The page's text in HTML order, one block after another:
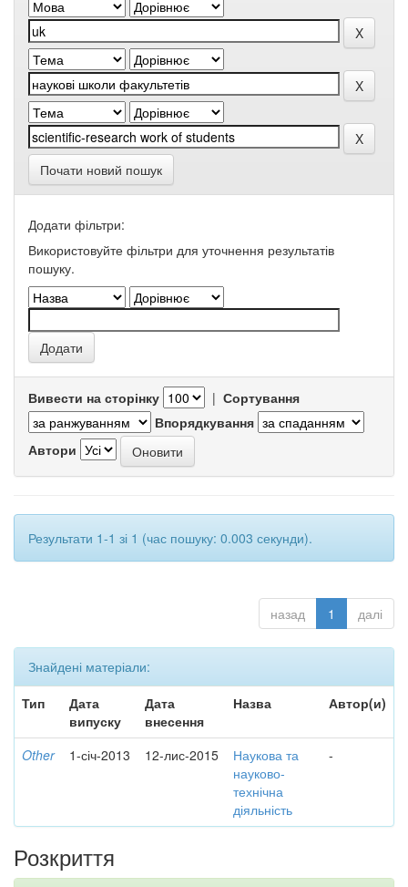
Почати новий пошук
Додати фільтри:
Використовуйте фільтри для уточнення результатів
пошуку.
Вивести на сторінку | Сортування
Впорядкування
Автори
Результати 1-1 зі 1 (час пошуку: 0.003 секунди).
назад 1 далі
Знайдені матеріали:
Тип
Дата
випуску
Дата
внесення
Назва Автор(и)
Other 1-січ-2013 12-лис-2015
Наукова та
науково-
технічна
діяльність
-
Розкриття